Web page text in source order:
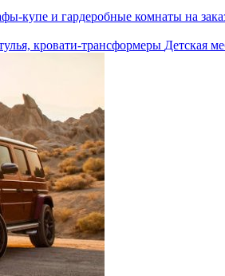
купе и гардеробные комнаты на
Детская